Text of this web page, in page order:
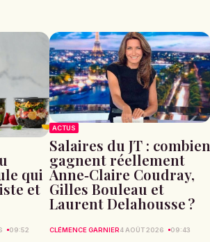
qui
et
09:52
ACTUS
Salaires du JT : combien
gagnent réellement
Anne‑Claire Coudray,
Gilles Bouleau et
Laurent Delahousse ?
CLÉMENCE GARNIER4 AOÛT 2026 09:43